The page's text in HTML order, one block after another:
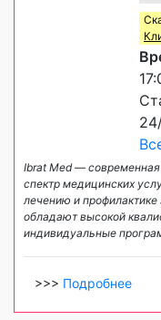
Ibrat Med —
спектр медицинских
лечению и
обладают высокой
индивидуальные
>>> Подробнее